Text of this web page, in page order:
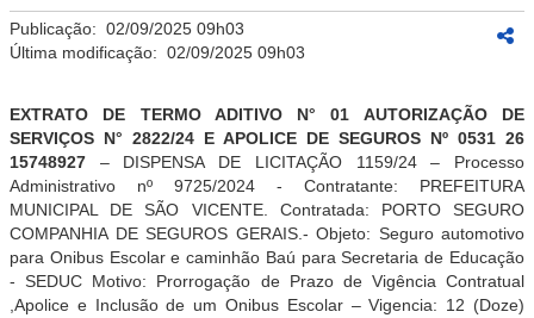
Publicação: 02/09/2025 09h03
Última modificação: 02/09/2025 09h03
EXTRATO DE TERMO ADITIVO N° 01 AUTORIZAÇÃODE
SERVIÇOS N° 2822/24 E APOLICE DE SEGUROS Nº 0531 26
15748927 – DISPENSA DE LICITAÇÃO1159/24– Processo
Administrativo nº 9725/2024
- Contratante: PREFEITURA
MUNICIPAL DE SÃO VICENTE. Contratada: PORTO SEGURO
COMPANHIA DE SEGUROS GERAIS.- Objeto: Seguro automotivo
para Onibus Escolar e caminhão Baú para Secretaria de Educação
- SEDUC Motivo: Prorrogação de Prazo de Vigência Contratual
,Apolice e Inclusão de um Onibus Escolar – Vigencia: 12 (Doze)